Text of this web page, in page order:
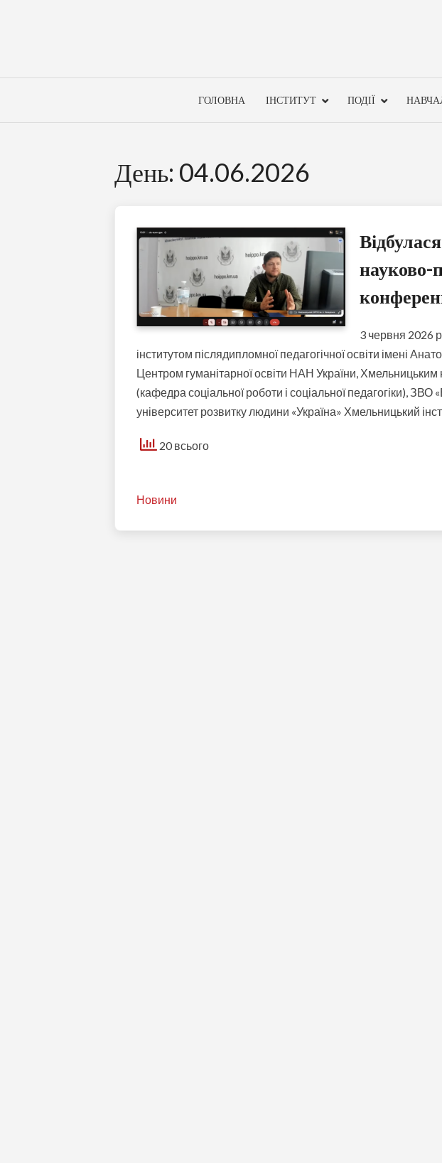
ГОЛОВНА ІНСТИТУТ ПОДІЇ
День: 04.06.2026
науково-
3 червня 2026
інститутом післядипломної педагогічної освіти імені
Центром гуманітарної освіти НАН України, Хмельницьким
(кафедра соціальної роботи і соціальної педагогіки), ЗВО
університет розвитку людини «Україна» Хмельницький
20 всього
Новини